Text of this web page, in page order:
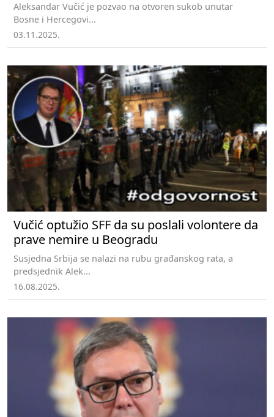
Aleksandar Vučić je pozvao na otvoren sukob unutar
Bosne i Hercegovi...
03.11.2025.
Vučić optužio SFF da su poslali volontere da
prave nemire u Beogradu
Susjedna Srbija se nalazi na rubu građanskog rata, a
predsjednik Alek...
16.08.2025.